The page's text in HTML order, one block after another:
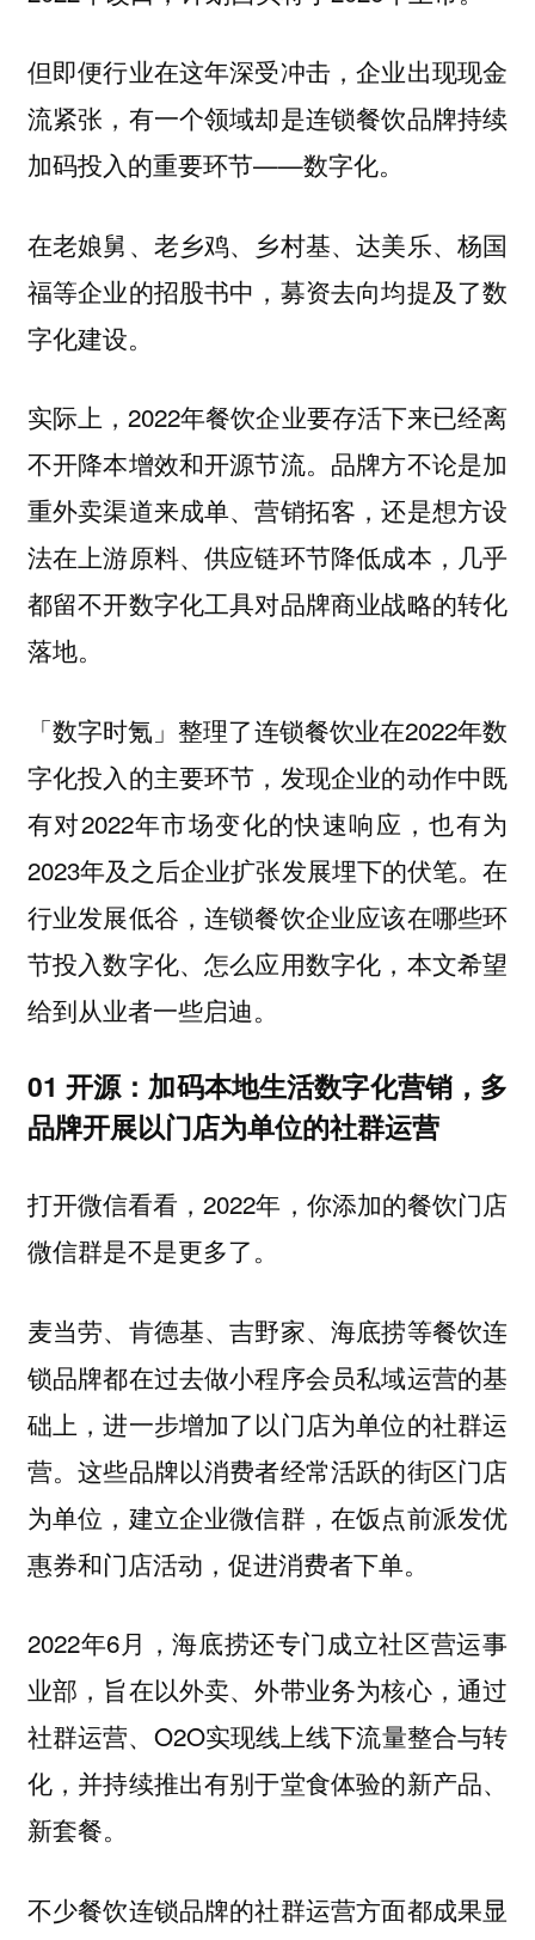
但即便行业在这年深受冲击，企业出现现金
流紧张，有一个领域却是连锁餐饮品牌持续
加码投入的重要环节——数字化。
在老娘舅、老乡鸡、乡村基、达美乐、杨国
福等企业的招股书中，募资去向均提及了数
字化建设。
实际上，2022年餐饮企业要存活下来已经离
不开降本增效和开源节流。品牌方不论是加
重外卖渠道来成单、营销拓客，还是想方设
法在上游原料、供应链环节降低成本，几乎
都留不开数字化工具对品牌商业战略的转化
落地。
「数字时氪」整理了连锁餐饮业在2022年数
字化投入的主要环节，发现企业的动作中既
有对2022年市场变化的快速响应，也有为
2023年及之后企业扩张发展埋下的伏笔。在
行业发展低谷，连锁餐饮企业应该在哪些环
节投入数字化、怎么应用数字化，本文希望
给到从业者一些启迪。
01 开源：加码本地生活数字化营销，多
品牌开展以门店为单位的社群运营
打开微信看看，2022年，你添加的餐饮门店
微信群是不是更多了。
麦当劳、肯德基、吉野家、海底捞等餐饮连
锁品牌都在过去做小程序会员私域运营的基
础上，进一步增加了以门店为单位的社群运
营。这些品牌以消费者经常活跃的街区门店
为单位，建立企业微信群，在饭点前派发优
惠券和门店活动，促进消费者下单。
2022年6月，海底捞还专门成立社区营运事
业部，旨在以外卖、外带业务为核心，通过
社群运营、O2O实现线上线下流量整合与转
化，并持续推出有别于堂食体验的新产品、
新套餐。
不少餐饮连锁品牌的社群运营方面都成果显